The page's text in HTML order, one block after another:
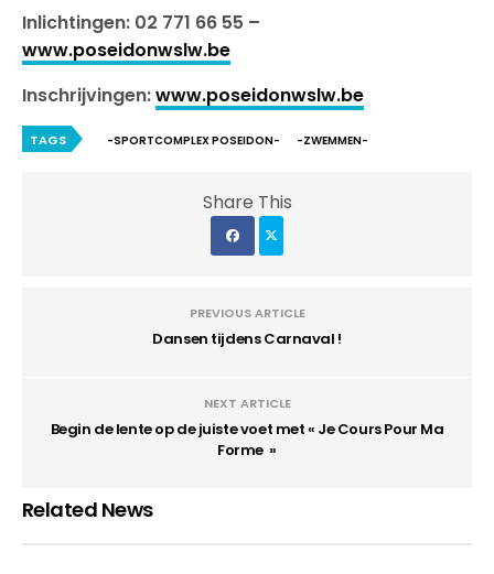
Inlichtingen: 02 771 66 55 –
www.poseidonwslw.be
Inschrijvingen:www.poseidonwslw.be
TAGS -SPORTCOMPLEX POSEIDON- -ZWEMMEN-
Share This
PREVIOUS ARTICLE
Dansen tijdens Carnaval !
NEXT ARTICLE
Begin de lente op de juiste voet met « Je Cours Pour Ma
Forme »
Related News